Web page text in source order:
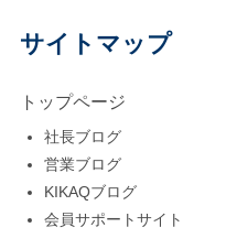
サイトマップ
トップページ
社長ブログ
営業ブログ
KIKAQブログ
会員サポートサイト